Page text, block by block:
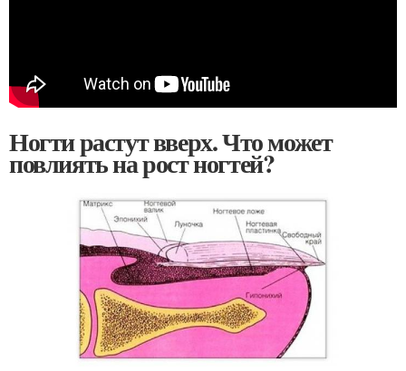
Ногти растут вверх. Что может
повлиять на рост ногтей?